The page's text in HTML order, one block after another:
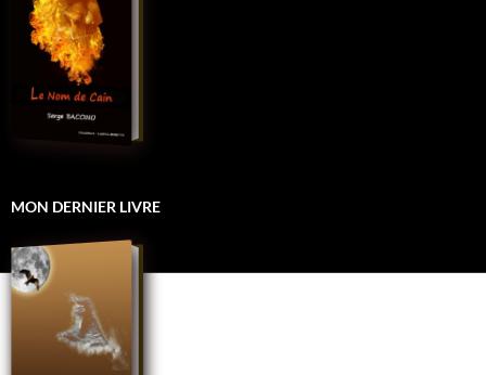
MON DERNIER LIVRE